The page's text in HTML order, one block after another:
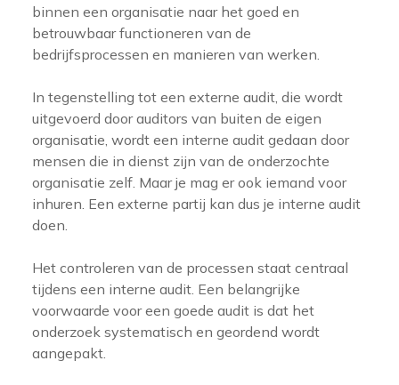
binnen een organisatie naar het goed en
betrouwbaar functioneren van de
bedrijfsprocessen en manieren van werken.
In tegenstelling tot een externe audit, die wordt
uitgevoerd door auditors van buiten de eigen
organisatie, wordt een interne audit gedaan door
mensen die in dienst zijn van de onderzochte
organisatie zelf. Maar je mag er ook iemand voor
inhuren. Een externe partij kan dus je interne audit
doen.
Het controleren van de processen staat centraal
tijdens een interne audit. Een belangrijke
voorwaarde voor een goede audit is dat het
onderzoek systematisch en geordend wordt
aangepakt.